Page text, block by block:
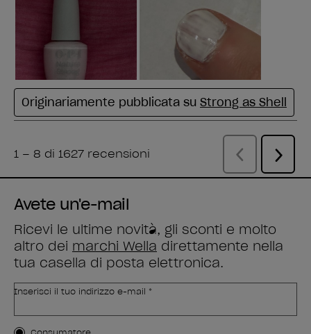
Avete un'e-mail
Ricevi le ultime novità, gli sconti e molto
altro dei marchi Wella direttamente nella
tua casella di posta elettronica.
Inserisci il tuo indirizzo e-mail *